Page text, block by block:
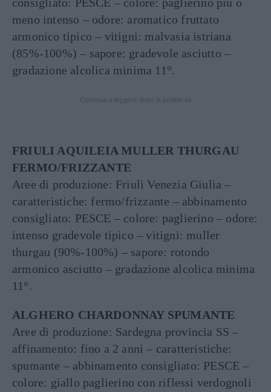
meno intenso – odore: aromatico fruttato
armonico tipico – vitigni: malvasia istriana
(85%-100%) – sapore: gradevole asciutto –
gradazione alcolica minima 11°.
FRIULI AQUILEIA MULLER THURGAU
FERMO/FRIZZANTE
Aree di produzione: Friuli Venezia Giulia –
caratteristiche: fermo/frizzante – abbinamento
consigliato: PESCE – colore: paglierino – odore:
intenso gradevole tipico – vitigni: muller
thurgau (90%-100%) – sapore: rotondo
armonico asciutto – gradazione alcolica minima
11°.
ALGHERO CHARDONNAY SPUMANTE
Aree di produzione: Sardegna provincia SS –
affinamento: fino a 2 anni – caratteristiche:
spumante – abbinamento consigliato: PESCE –
colore: giallo paglierino con riflessi verdognoli